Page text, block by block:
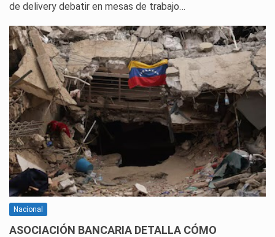
de delivery debatir en mesas de trabajo…
Nacional
ASOCIACIÓN BANCARIA DETALLA CÓMO